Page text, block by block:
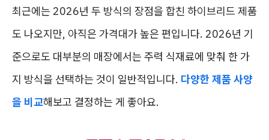
최근에는 2026년 두 방식의 장점을 합친 하이브리드 제품
도 나오지만, 아직은 가격대가 높은 편입니다. 2026년 기
준으로도 대부분의 매장에서는 주력 식재료에 맞춰 한 가
지 방식을 선택하는 것이 일반적입니다. 다양한 제품 사양
을 비교해보고 결정하는 게 좋아요.